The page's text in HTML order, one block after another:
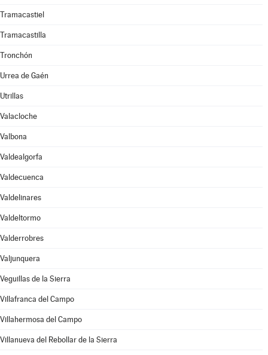
Tramacastiel
Tramacastilla
Tronchón
Urrea de Gaén
Utrillas
Valacloche
Valbona
Valdealgorfa
Valdecuenca
Valdelinares
Valdeltormo
Valderrobres
Valjunquera
Veguillas de la Sierra
Villafranca del Campo
Villahermosa del Campo
Villanueva del Rebollar de la Sierra